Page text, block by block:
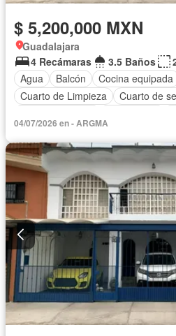
$ 5,200,000 MXN
Guadalajara
4 Recámaras
3.5 Baños
Agua
Balcón Cocina equipada
Cuarto de Limpieza
Cuarto de
Recámara con closet
04/07/2026 en - ARGMA